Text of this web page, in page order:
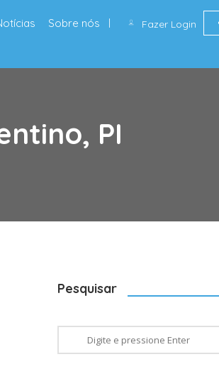
Fazer Login
Sobre nós
PI
Pesquisar